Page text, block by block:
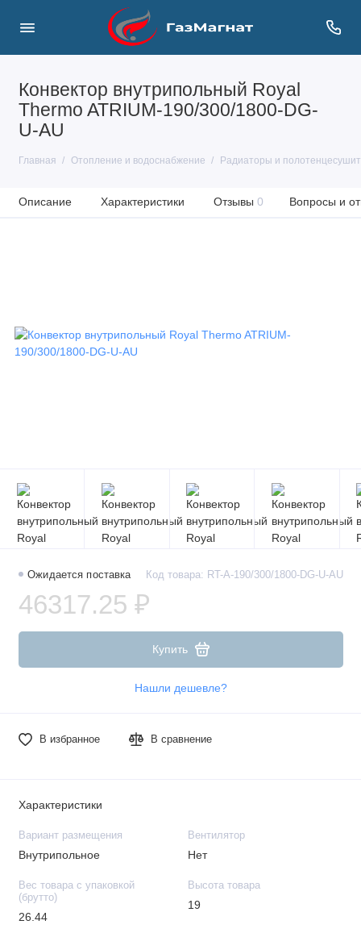
Конвектор внутрипольный Royal
Thermo ATRIUM-190/300/1800-DG-
U-AU
Главная Отопление и водоснабжение Радиаторы и
Описание Характеристики Отзывы 0 Вопросы и
Ожидается поставка Код товара: RT-A-190/300/1800-DG-U-AU
46317.25 ₽
Купить
Нашли дешевле?
В избранное В сравнение
Характеристики
Вариант размещения
Внутрипольное
Вентилятор
Нет
Вес товара с упаковкой
(брутто)
26.44
Высота товара
19